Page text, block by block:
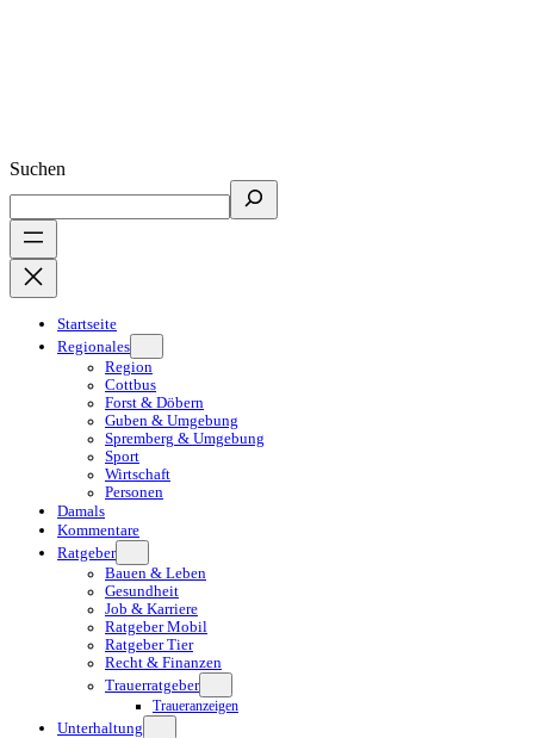
Suchen
Startseite
Regionales
Region
Cottbus
Forst & Döbern
Guben & Umgebung
Spremberg & Umgebung
Sport
Wirtschaft
Personen
Damals
Kommentare
Ratgeber
Bauen & Leben
Gesundheit
Job & Karriere
Ratgeber Mobil
Ratgeber Tier
Recht & Finanzen
Trauerratgeber
Traueranzeigen
Unterhaltung